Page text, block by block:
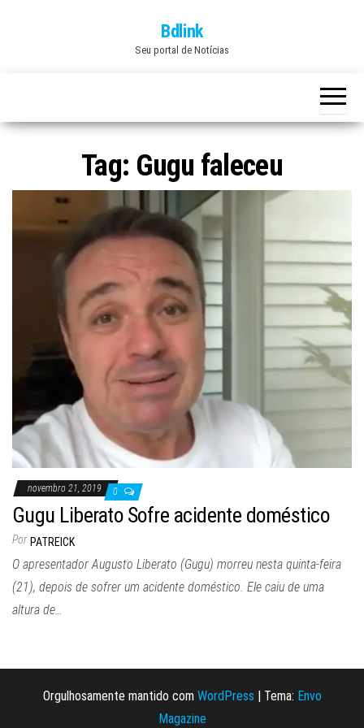
Bdlink
Seu portal de Notícias
Tag: Gugu faleceu
novembro 21, 2019 0
Gugu Liberato Sofre acidente doméstico
Por PATREICK
O apresentador Augusto Liberato (Gugu) morreu nesta quinta-feira
(21), depois de sofrer um acidente doméstico. Ele caiu de uma
altura de…
Orgulhosamente mantido com WordPress | Tema: Envo
Magazine